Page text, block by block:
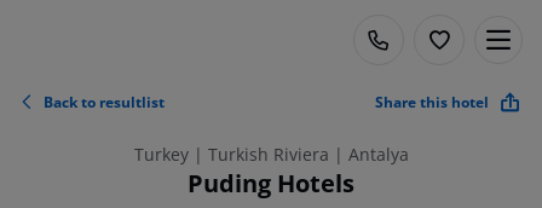
Back to resultlist Share this hotel
Turkey | Turkish Riviera | Antalya
Puding Hotels